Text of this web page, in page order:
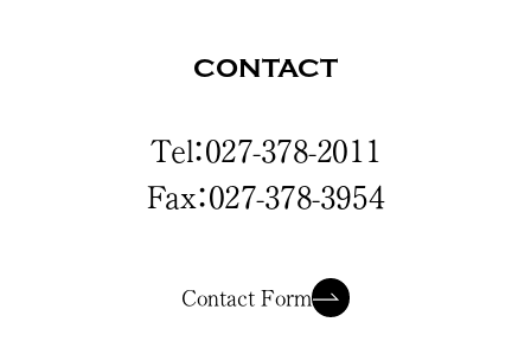
CONTACT
Tel：027-378-2011
Fax：027-378-3954
Contact Form